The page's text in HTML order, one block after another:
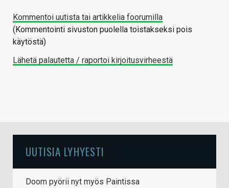
Kommentoi uutista tai artikkelia foorumilla
(Kommentointi sivuston puolella toistakseksi pois
käytöstä)
Lähetä palautetta / raportoi kirjoitusvirheestä
UUTISIA LYHYESTI
Doom pyörii nyt myös Paintissa